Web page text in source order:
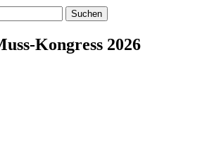
Kongress 2026